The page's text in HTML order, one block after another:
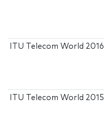
ITU Telecom World 2016
ITU Telecom World 2015